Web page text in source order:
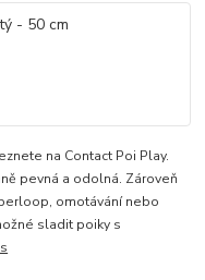
na Contact Poi Play.
pevná a odolná. Zároveň
omotávání nebo
sladit poiky s